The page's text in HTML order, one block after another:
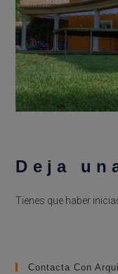
Deja
Tienes que haber
Contacta Con